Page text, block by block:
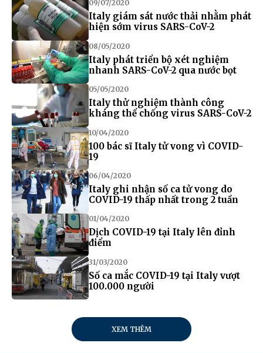
09/07/2020
Italy giám sát nước thải nhằm phát
hiện sớm virus SARS-CoV-2
08/05/2020
Italy phát triển bộ xét nghiệm
nhanh SARS-CoV-2 qua nước bọt
05/05/2020
Italy thử nghiệm thành công
kháng thể chống virus SARS-CoV-2
10/04/2020
100 bác sĩ Italy tử vong vì COVID-
19
06/04/2020
Italy ghi nhận số ca tử vong do
COVID-19 thấp nhất trong 2 tuần
01/04/2020
Dịch COVID-19 tại Italy lên đỉnh
điểm
31/03/2020
Số ca mắc COVID-19 tại Italy vượt
100.000 người
XEM THÊM